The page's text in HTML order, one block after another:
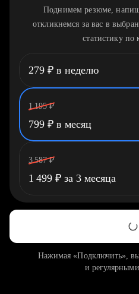
Поднимем резюме,
откликнемся за вас в
статистику по
279 ₽ в неделю
1 195 ₽
799 ₽ в месяц
3 587 ₽
1 499 ₽ за 3 месяца
Нажимая «Подключить», вы
и